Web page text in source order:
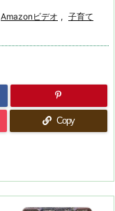
Amazonビデオ , 子育て
Copy